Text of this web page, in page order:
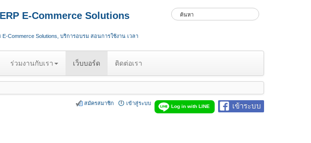
E-Commerce Solutions
Commerce Solutions, บริการอบรม สอนการใช้งาน เวลา
ร่วมงานกับเรา เว็บบอร์ด ติดต่อเรา
เข้าระบบ
Log in with LINE
เข้าสู่ระบบ
สมัครสมาชิก